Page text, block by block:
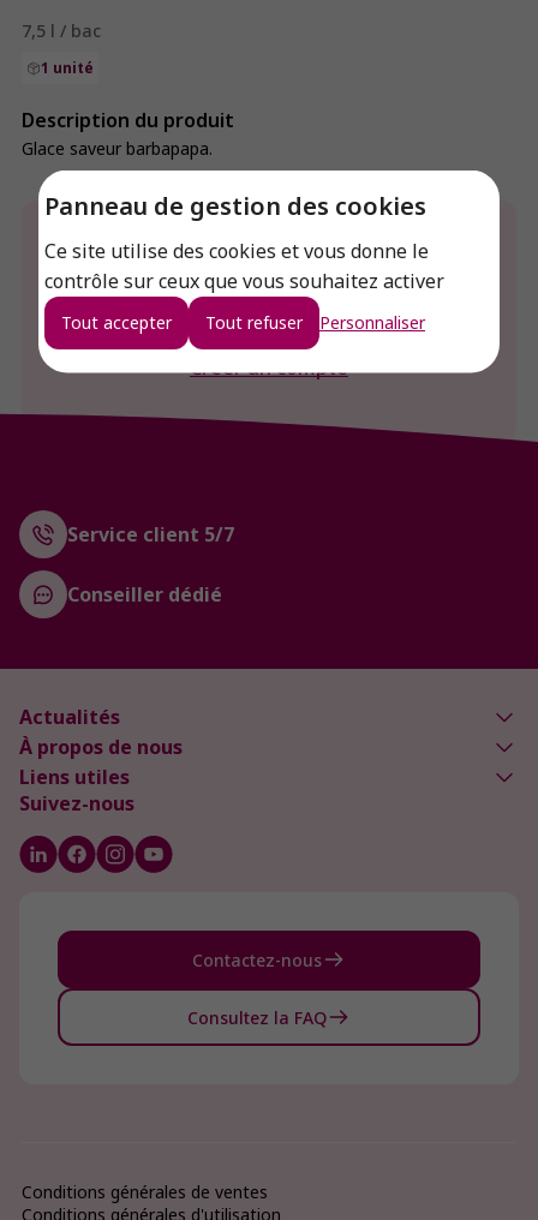
Panneau de gestion des cookies
Ce site utilise des cookies et vous donne le
contrôle sur ceux que vous souhaitez activer
Tout accepter Tout refuser Personnaliser
7,5 l / bac
1 unité
Description du produit
Glace saveur barbapapa.
Envie de connaitre le prix de ce produit ?
Connexion
Créer un compte
Service client 5/7
Conseiller dédié
Actualités
À propos de nous
Liens utiles
Suivez-nous
Contactez-nous
Consultez la FAQ
Conditions générales de ventes
Conditions générales d'utilisation